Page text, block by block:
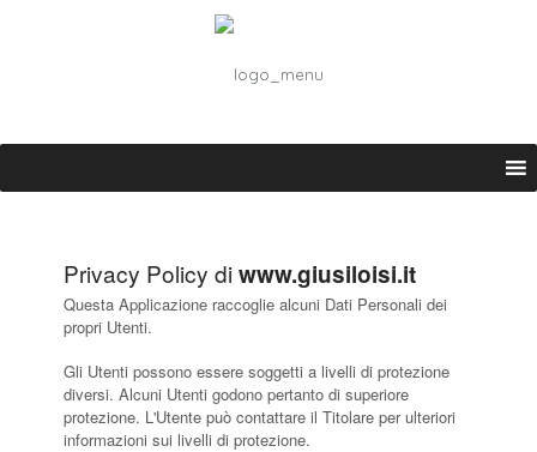
Privacy Policy di www.giusiloisi.it
Questa Applicazione raccoglie alcuni Dati Personali dei
propri Utenti.
Gli Utenti possono essere soggetti a livelli di protezione
diversi. Alcuni Utenti godono pertanto di superiore
protezione. L'Utente può contattare il Titolare per ulteriori
informazioni sui livelli di protezione.